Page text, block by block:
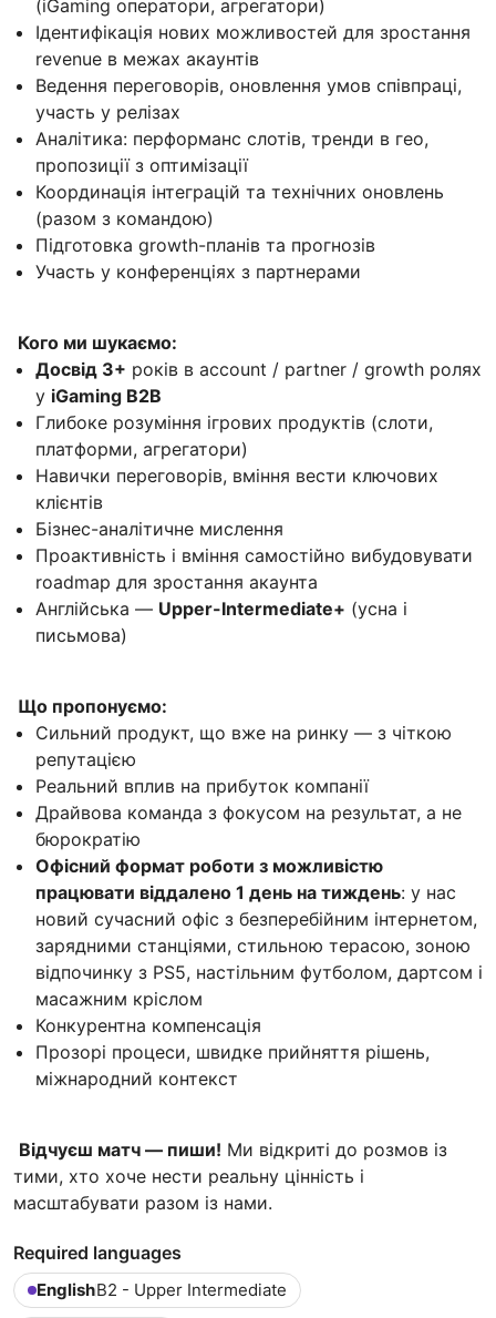
(iGaming оператори, агрегатори)
Ідентифікація нових можливостей для зростання
revenue в межах акаунтів
Ведення переговорів, оновлення умов співпраці,
участь у релізах
Аналітика: перформанс слотів, тренди в гео,
пропозиції з оптимізації
Координація інтеграцій та технічних оновлень
(разом з командою)
Підготовка growth-планів та прогнозів
Участь у конференціях з партнерами
Кого ми шукаємо:
Досвід 3+ років в account / partner / growth ролях
у iGaming B2B
Глибоке розуміння ігрових продуктів (слоти,
платформи, агрегатори)
Навички переговорів, вміння вести ключових
клієнтів
Бізнес-аналітичне мислення
Проактивність і вміння самостійно вибудовувати
roadmap для зростання акаунта
Англійська — Upper-Intermediate+ (усна і
письмова)
Що пропонуємо:
Сильний продукт, що вже на ринку — з чіткою
репутацією
Реальний вплив на прибуток компанії
Драйвова команда з фокусом на результат, а не
бюрократію
Офісний формат роботи з можливістю
працювати віддалено 1 день на тиждень: у нас
новий сучасний офіс з безперебійним інтернетом,
зарядними станціями, стильною терасою, зоною
відпочинку з PS5, настільним футболом, дартсом і
масажним кріслом
Конкурентна компенсація
Прозорі процеси, швидке прийняття рішень,
міжнародний контекст
Відчуєш матч — пиши! Ми відкриті до розмов із
тими, хто хоче нести реальну цінність і
масштабувати разом із нами.
Required languages
EnglishB2 - Upper Intermediate